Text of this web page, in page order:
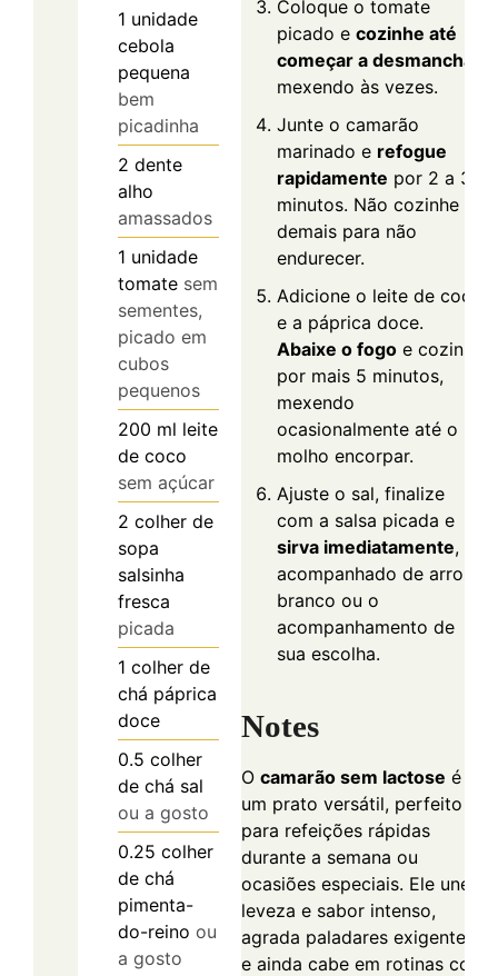
1 unidade
cebola
pequena
bem
picadinha
2 dente
alho
amassados
1 unidade
tomate sem
sementes,
picado em
cubos
pequenos
200 ml leite
de coco
sem açúcar
2 colher de
sopa
salsinha
fresca
picada
1 colher de
chá páprica
doce
0.5 colher
de chá sal
ou a gosto
0.25 colher
de chá
pimenta-
do-reino ou
a gosto
Coloque o tomate
picado e cozinhe até
começar a desmanchar
mexendo às vezes.
Junte o camarão
marinado e refogue
rapidamente por 2 a 3
minutos. Não cozinhe
demais para não
endurecer.
Adicione o leite de coco
e a páprica doce.
Abaixe o fogo e cozinhe
por mais 5 minutos,
mexendo
ocasionalmente até o
molho encorpar.
Ajuste o sal, finalize
com a salsa picada e
sirva imediatamente,
acompanhado de arroz
branco ou o
acompanhamento de
sua escolha.
Notes
O camarão sem lactose é
um prato versátil, perfeito
para refeições rápidas
durante a semana ou
ocasiões especiais. Ele une
leveza e sabor intenso,
agrada paladares exigentes
e ainda cabe em rotinas com